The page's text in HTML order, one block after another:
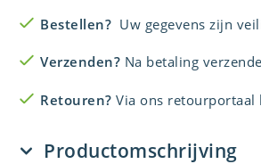
Bestellen? Uw gegevens zijn
Verzenden? Na betaling
Retouren? Via ons retourportaal
Productomschrijving